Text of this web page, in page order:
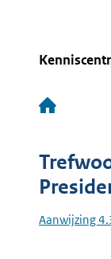
Aanwijzing